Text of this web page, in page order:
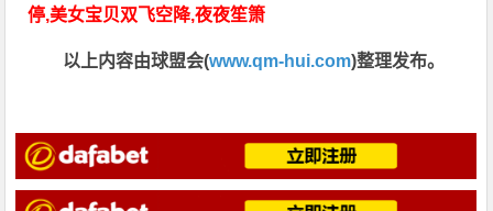
停,美女宝贝双飞空降,夜夜笙箫
以上内容由球盟会(www.qm-hui.com)整理发布。